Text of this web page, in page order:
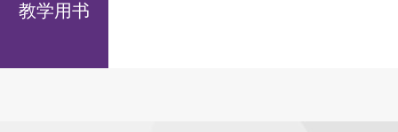
教学用书